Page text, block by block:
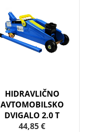
HIDRAVLIČNO
AVTOMOBILSKO
DVIGALO 2.0 T
44,85 €